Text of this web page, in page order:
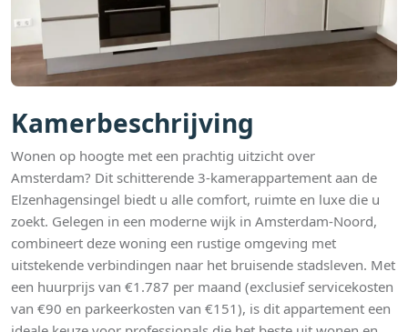
Kamerbeschrijving
Wonen op hoogte met een prachtig uitzicht over
Amsterdam? Dit schitterende 3-kamerappartement aan de
Elzenhagensingel biedt u alle comfort, ruimte en luxe die u
zoekt. Gelegen in een moderne wijk in Amsterdam-Noord,
combineert deze woning een rustige omgeving met
uitstekende verbindingen naar het bruisende stadsleven. Met
een huurprijs van €1.787 per maand (exclusief servicekosten
van €90 en parkeerkosten van €151), is dit appartement een